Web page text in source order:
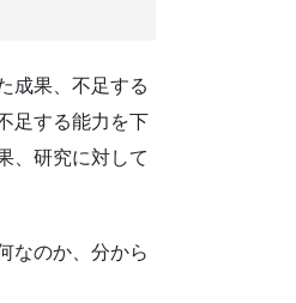
成果、不足する
足する能力を下
、研究に対して
なのか、分から